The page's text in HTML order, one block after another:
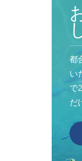
都
い
で
だ